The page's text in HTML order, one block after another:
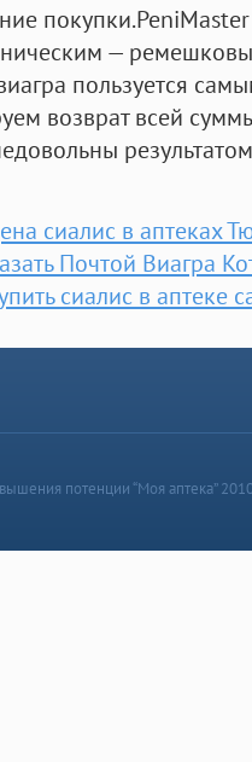
—
пользуется
возврат всей
сиалис в аптеках
Почтой Виагра
сиалис в аптеке
потенции “Моя аптека”